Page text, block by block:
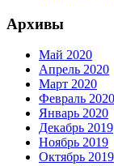
Архивы
Май 2020
Апрель 2020
Март 2020
Февраль 2020
Январь 2020
Декабрь 2019
Ноябрь 2019
Октябрь 2019